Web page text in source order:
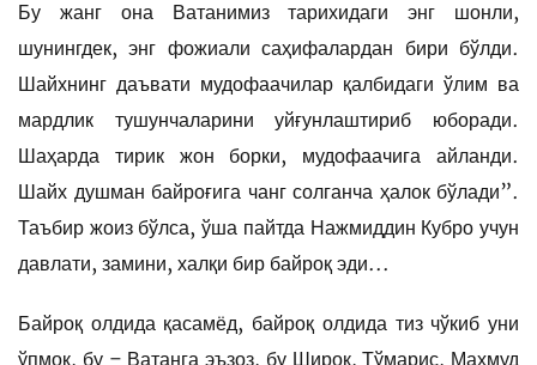
Бу жанг она Ватанимиз тарихидаги энг шонли,
шунингдек, энг фожиали саҳифалардан бири бўлди.
Шайхнинг даъвати мудофаачилар қалбидаги ўлим ва
мардлик тушунчаларини уйғунлаштириб юборади.
Шаҳарда тирик жон борки, мудофаачига айланди.
Шайх душман байроғига чанг солганча ҳалок бўлади”.
Таъбир жоиз бўлса, ўша пайтда Нажмиддин Кубро учун
давлати, замини, халқи бир байроқ эди...
Байроқ олдида қасамёд, байроқ олдида тиз чўкиб уни
ўпмоқ, бу – Ватанга эъзоз, бу Широқ, Тўмарис, Маҳмуд